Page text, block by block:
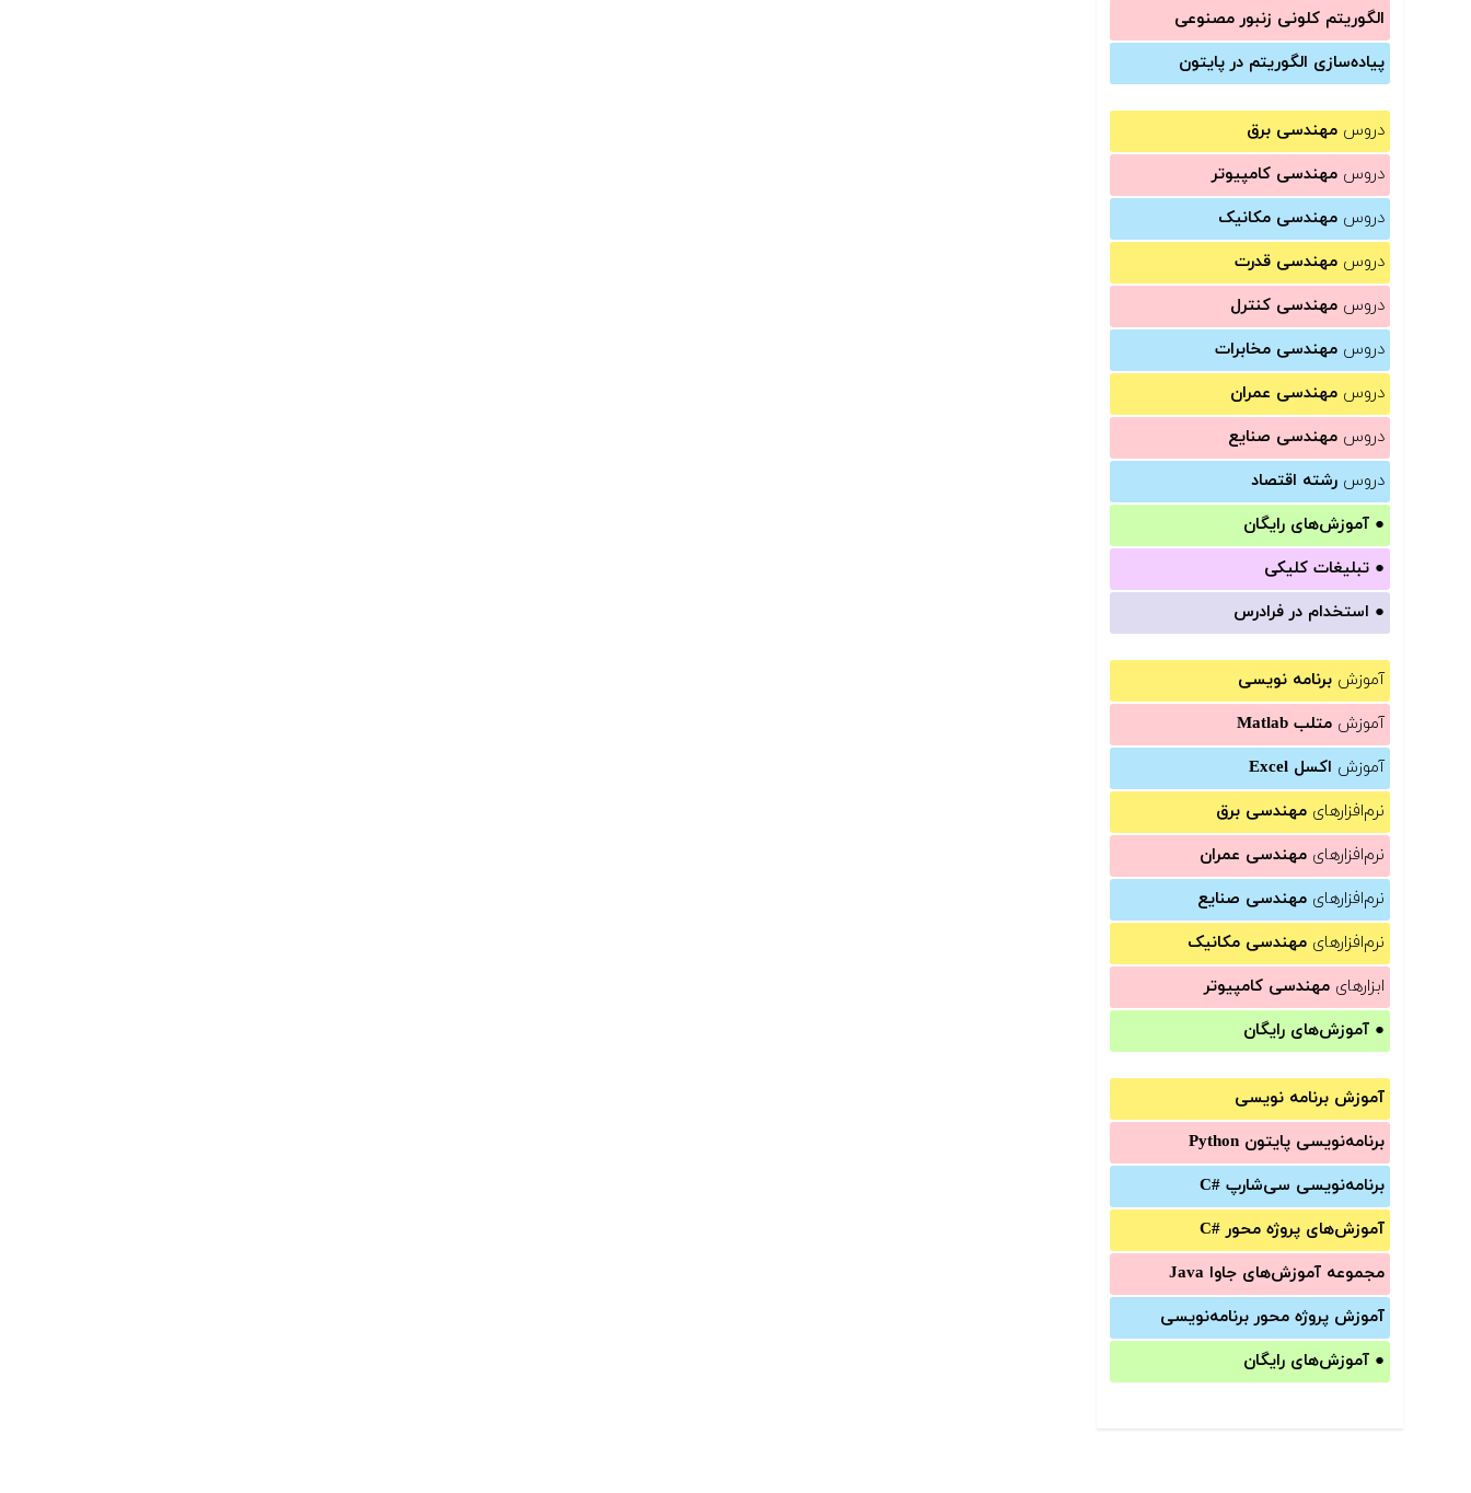
الگوریتم کلونی زنبور مصنوعی
پیاده‌سازی الگوریتم در پایتون
دروس مهندسی برق
دروس مهندسی کامپیوتر
دروس مهندسی مکانیک
دروس مهندسی قدرت
دروس مهندسی کنترل
دروس مهندسی مخابرات
دروس مهندسی عمران
دروس مهندسی صنایع
دروس رشته اقتصاد
● آموزش‌های رایگان
● تبلیغات کلیکی
● استخدام در فرادرس
آموزش برنامه نویسی
آموزش متلب Matlab
آموزش اکسل Excel
نرم‌افزارهای مهندسی برق
نرم‌افزارهای مهندسی عمران
نرم‌افزارهای مهندسی صنایع
نرم‌افزارهای مهندسی مکانیک
ابزارهای مهندسی کامپیوتر
● آموزش‌های رایگان
آموزش برنامه نویسی
برنامه‌نویسی پایتون Python
برنامه‌‌نویسی سی‌شارپ C#‎
آموزش‌های پروژه محور #C
مجموعه آموزش‌های جاوا Java
آموزش‌ پروژه محور برنامه‌نویسی
● آموزش‌های رایگان